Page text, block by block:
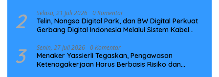
2 Selasa, 21 Juli 2026 0 Komentar
Telin, Nongsa Digital Park, dan BW Digital Perkuat
Gerbang Digital Indonesia Melalui Sistem Kabel
3 Senin, 27 Juli 2026 0 Komentar
Menaker Yassierli Tegaskan, Pengawasan
Ketenagakerjaan Harus Berbasis Risiko dan